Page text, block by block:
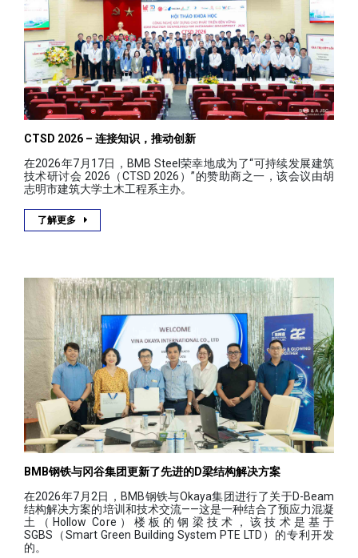
CTSD 2026 – 连接知识，推动创新
在2026年7月17日，BMB Steel荣幸地成为了“可持续发展建筑
技术研讨会 2026（CTSD 2026）”的赞助商之一，该会议由胡
志明市建筑大学土木工程系主办。
了解更多
BMB钢铁与冈谷集团更新了先进的D梁结构解决方案
在2026年7月2日，BMB钢铁与Okaya集团进行了关于D-Beam
结构解决方案的培训和技术交流——这是一种结合了预应力混凝
土（Hollow Core）楼板的钢梁技术，该技术是基于
SGBS（Smart Green Building System PTE LTD）的专利开发
的。